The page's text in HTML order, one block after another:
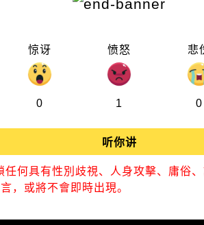
惊讶
0
愤怒
1
悲
0
听你讲
任何具有性別歧視、人身攻擊、庸俗
，或將不會即時出現。